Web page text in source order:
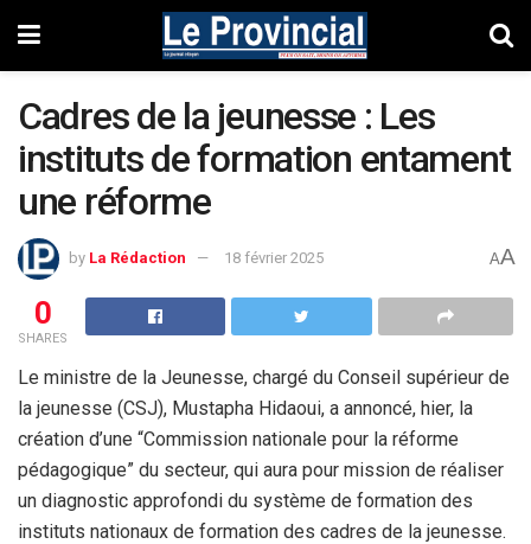
Cadres de la jeunesse : Les
instituts de formation entament
une réforme
by La Rédaction 18 février 2025 AA
0
SHARES
Le ministre de la Jeunesse, chargé du Conseil supérieur de
la jeunesse (CSJ), Mustapha Hidaoui, a annoncé, hier, la
création d’une “Commission nationale pour la réforme
pédagogique” du secteur, qui aura pour mission de réaliser
un diagnostic approfondi du système de formation des
instituts nationaux de formation des cadres de la jeunesse.